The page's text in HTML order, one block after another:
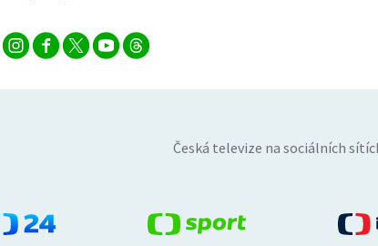
Česká televize na sociálních